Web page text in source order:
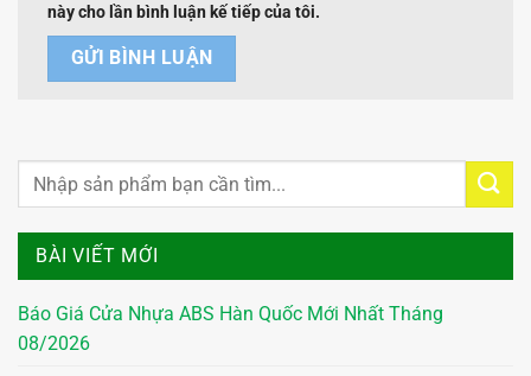
BÀI VIẾT MỚI
Báo Giá Cửa Nhựa ABS Hàn Quốc Mới Nhất Tháng
08/2026
này cho lần bình luận kế tiếp của tôi.